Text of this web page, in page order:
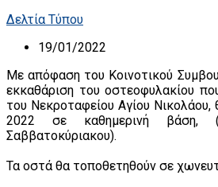
Δελτία Τύπου
19/01/2022
Με απόφαση του Κοινοτικού
εκκαθάριση του οστεοφυλακίου
του Νεκροταφείου Αγίου Νικολάου,
2022 σε καθημερινή βάση,
Σαββατοκύριακου).
Τα οστά θα τοποθετηθούν σε